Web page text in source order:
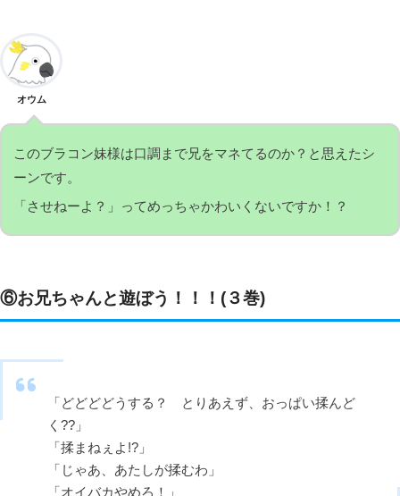
オウム
このブラコン妹様は口調まで兄をマネてるのか？と思えたシ
ーンです。
「させねーよ？」ってめっちゃかわいくないですか！？
⑥お兄ちゃんと遊ぼう！！！(３巻)
「どどどどうする？ とりあえず、おっぱい揉んど
く??」
「揉まねぇよ!?」
「じゃあ、あたしが揉むわ」
「オイバカやめろ！」